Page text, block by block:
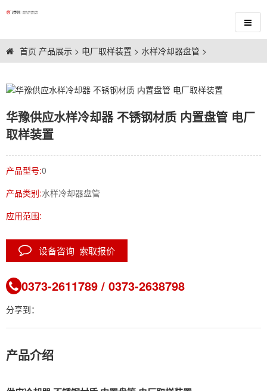
首页 产品展示 > 电厂取样装置 > 水样冷却器盘管 >
华豫供应水样冷却器 不锈钢材质 内置盘管 电厂
取样装置
产品型号:0
产品类别:水样冷却器盘管
应用范围:
设备咨询 索取报价
0373-2611789 / 0373-2638798
分享到：
产品介绍